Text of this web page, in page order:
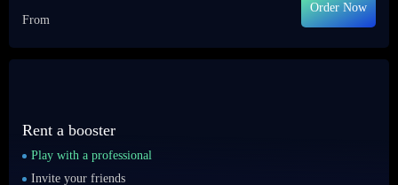
From
Order Now
Rent a booster
Play with a professional
Invite your friends